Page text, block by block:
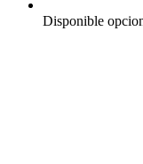
Disponible